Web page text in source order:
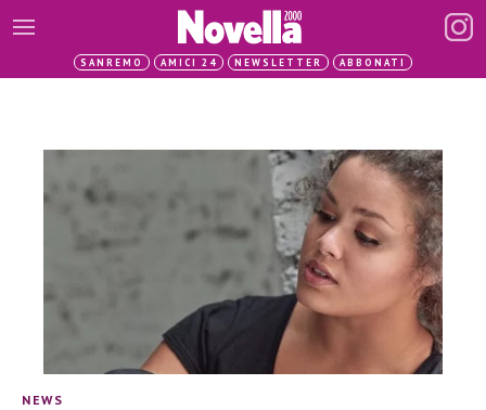
SANREMO AMICI 24 NEWSLETTER ABBONATI
NEWS